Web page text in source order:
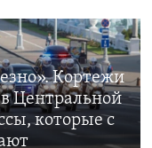
Кортежи
Центральной
которые с